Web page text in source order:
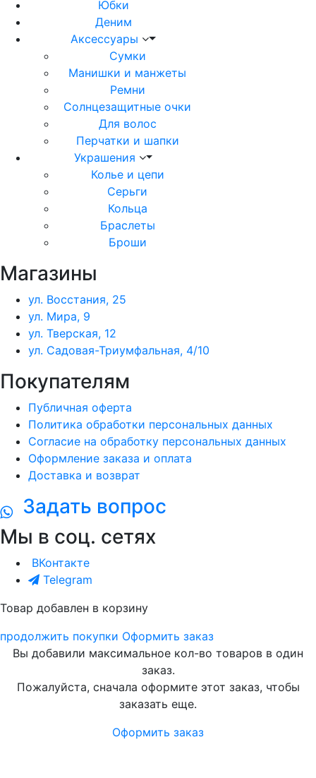
Юбки
Деним
Аксессуары
Сумки
Манишки и манжеты
Ремни
Солнцезащитные очки
Для волос
Перчатки и шапки
Украшения
Колье и цепи
Серьги
Кольца
Браслеты
Броши
Магазины
ул. Восстания, 25
ул. Мира, 9
ул. Тверская, 12
ул. Садовая-Триумфальная, 4/10
Покупателям
Публичная оферта
Политика обработки персональных данных
Согласие на обработку персональных данных
Оформление заказа и оплата
Доставка и возврат
Задать вопрос
Мы в соц. сетях
ВКонтакте
Telegram
Товар добавлен в корзину
продолжить покупки Оформить заказ
Вы добавили максимальное кол-во товаров в один
заказ.
Пожалуйста, сначала оформите этот заказ, чтобы
заказать еще.
Оформить заказ